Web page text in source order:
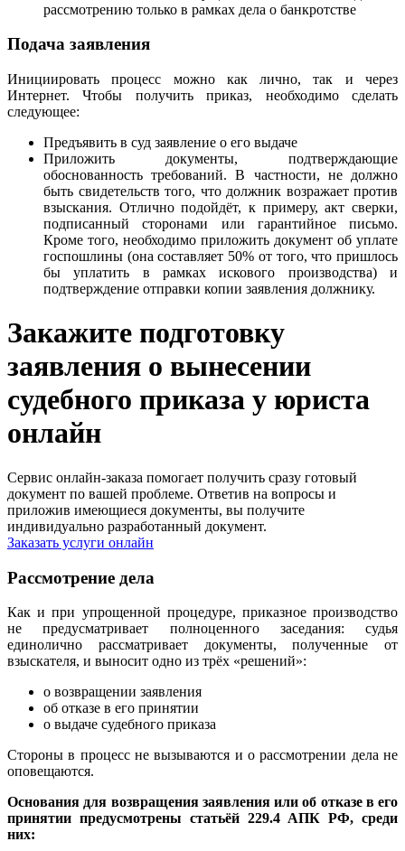
рассмотрению только в рамках дела о банкротстве
Подача заявления
Инициировать процесс можно как лично, так и через
Интернет. Чтобы получить приказ, необходимо сделать
следующее:
Предъявить в суд заявление о его выдаче
Приложить документы, подтверждающие
обоснованность требований. В частности, не должно
быть свидетельств того, что должник возражает против
взыскания. Отлично подойдёт, к примеру, акт сверки,
подписанный сторонами или гарантийное письмо.
Кроме того, необходимо приложить документ об уплате
госпошлины (она составляет 50% от того, что пришлось
бы уплатить в рамках искового производства) и
подтверждение отправки копии заявления должнику.
Закажите подготовку
заявления о вынесении
судебного приказа у юриста
онлайн
Сервис онлайн-заказа помогает получить сразу готовый
документ по вашей проблеме. Ответив на вопросы и
приложив имеющиеся документы, вы получите
индивидуально разработанный документ.
Заказать услуги онлайн
Рассмотрение дела
Как и при упрощенной процедуре, приказное производство
не предусматривает полноценного заседания: судья
единолично рассматривает документы, полученные от
взыскателя, и выносит одно из трёх «решений»:
о возвращении заявления
об отказе в его принятии
о выдаче судебного приказа
Стороны в процесс не вызываются и о рассмотрении дела не
оповещаются.
Основания для возвращения заявления или об отказе в его
принятии предусмотрены статьёй 229.4 АПК РФ, среди
них: